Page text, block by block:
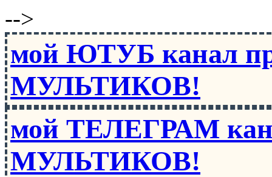
-->
мой ЮТУБ канал
МУЛЬТИКОВ!
мой ТЕЛЕГРАМ
МУЛЬТИКОВ!